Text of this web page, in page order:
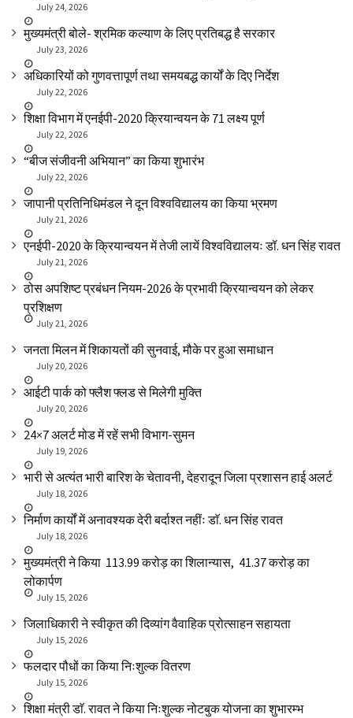
July 24, 2026
मुख्यमंत्री बोले- श्रमिक कल्याण के लिए प्रतिबद्ध है सरकार
July 23, 2026
अधिकारियों को गुणवत्तापूर्ण तथा समयबद्ध कार्यों के दिए निर्देश
July 22, 2026
शिक्षा विभाग में एनईपी-2020 क्रियान्वयन के 71 लक्ष्य पूर्ण
July 22, 2026
“बीज संजीवनी अभियान” का किया शुभारंभ
July 22, 2026
जापानी प्रतिनिधिमंडल ने दून विश्वविद्यालय का किया भ्रमण
July 21, 2026
एनईपी-2020 के क्रियान्वयन में तेजी लायें विश्वविद्यालयः डॉ. धन सिंह रावत
July 21, 2026
ठोस अपशिष्ट प्रबंधन नियम-2026 के प्रभावी क्रियान्वयन को लेकर
प्रशिक्षण
July 21, 2026
जनता मिलन में शिकायतों की सुनवाई, मौके पर हुआ समाधान
July 20, 2026
आईटी पार्क को फ्लैश फ्लड से मिलेगी मुक्ति
July 20, 2026
24×7 अलर्ट मोड में रहें सभी विभाग-सुमन
July 19, 2026
भारी से अत्यंत भारी बारिश के चेतावनी, देहरादून जिला प्रशासन हाई अलर्ट
July 18, 2026
निर्माण कार्यों में अनावश्यक देरी बर्दाश्त नहींः डाॅ. धन सिंह रावत
July 18, 2026
मुख्यमंत्री ने किया ₹ 113.99 करोड़ का शिलान्यास, ₹ 41.37 करोड़ का
लोकार्पण
July 15, 2026
जिलाधिकारी ने स्वीकृत की दिव्यांग वैवाहिक प्रोत्साहन सहायता
July 15, 2026
फलदार पौधों का किया निःशुल्क वितरण
July 15, 2026
शिक्षा मंत्री डाॅ. रावत ने किया निःशुल्क नोटबुक योजना का शुभारम्भ